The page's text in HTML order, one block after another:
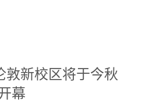
敦新校区将于今秋
幕